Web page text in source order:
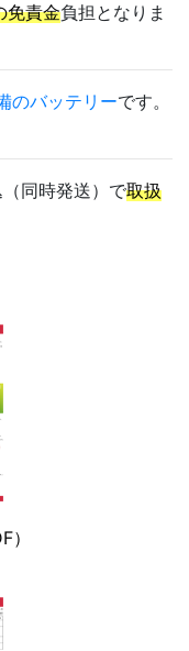
免責金負担となりま
のバッテリーです。
同時発送）で取扱